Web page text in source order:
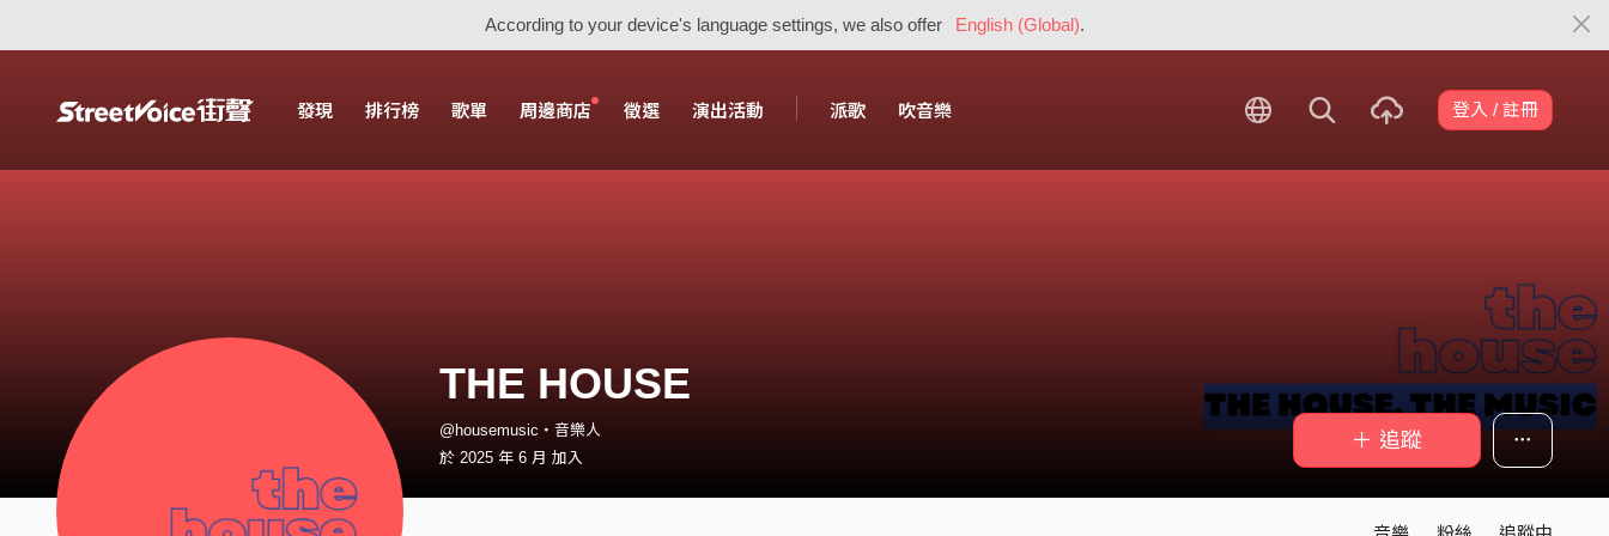
According to your device's language settings, we also offer English (Global).
發現 排行榜 歌單 周邊商店 徵選 演出活動 派歌 吹音樂 登入 / 註冊
THE HOUSE
@housemusic・音樂人
於 2025 年 6 月 加入
＋ 追蹤